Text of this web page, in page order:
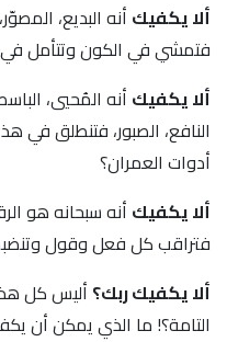
ألا يكفيك أنه البديع،
فتمشي في الكون وتتأمل
ألا يكفيك أنه المُحيي،
النافع، الصبور، فتنطلق في
أدوات العمران؟
ألا يكفيك أنه سبحانه هو
فتراقب كل فعل وقول
ألا يكفيك ربك؟ أليس كل
التامة؟! ما الذي يمكن أن